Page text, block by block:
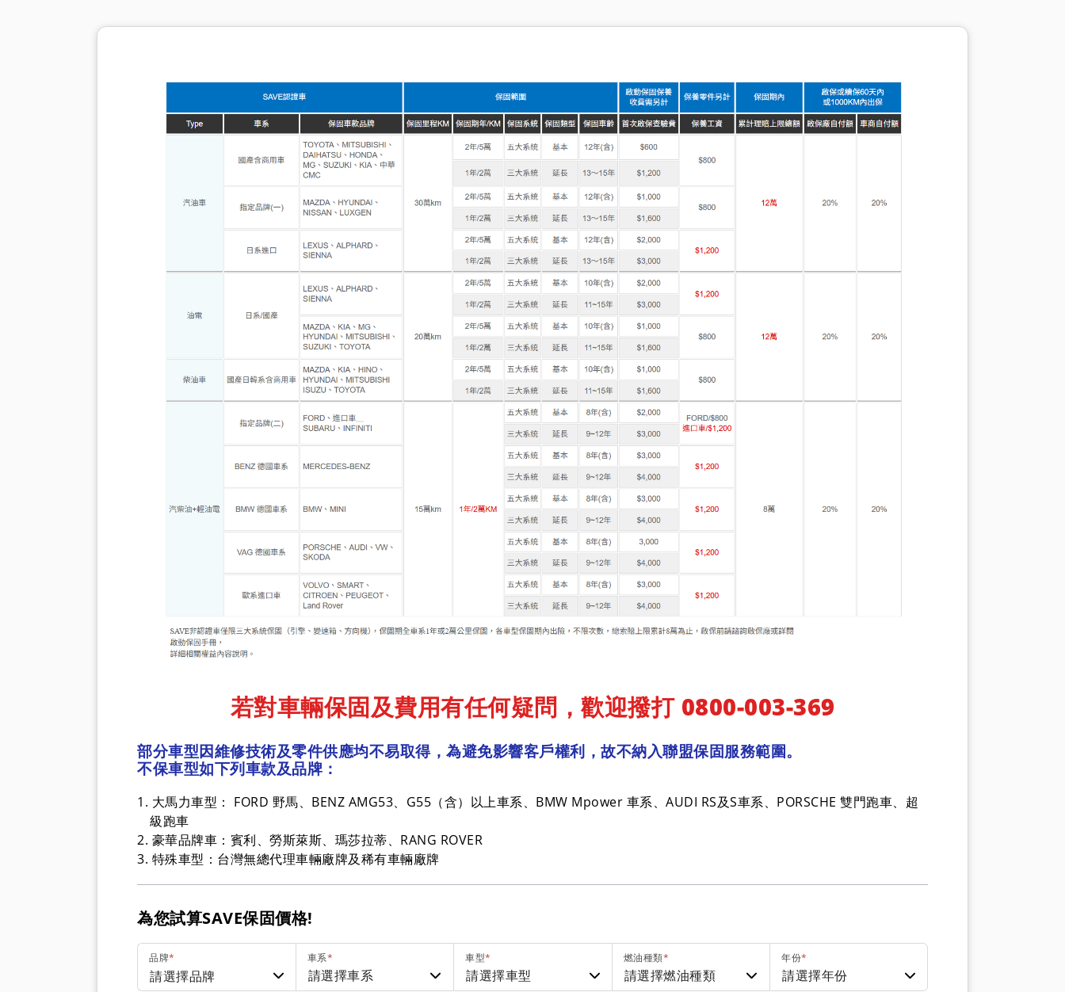
若對車輛保固及費用有任何疑問，歡迎撥打 0800-003-369
部分車型因維修技術及零件供應均不易取得，為避免影響客戶權利，故不納入聯盟保固服務範圍。
不保車型如下列車款及品牌：
大馬力車型： FORD 野馬、BENZ AMG53、G55（含）以上車系、BMW Mpower 車系、AUDI RS及S車系、PORSCHE 雙門跑車、超
級跑車
豪華品牌車： 賓利、勞斯萊斯、瑪莎拉蒂、RANG ROVER
特殊車型： 台灣無總代理車輛廠牌及稀有車輛廠牌
為您試算SAVE保固價格!
品牌*
請選擇品牌
車系* 車型* 燃油種類* 年份*